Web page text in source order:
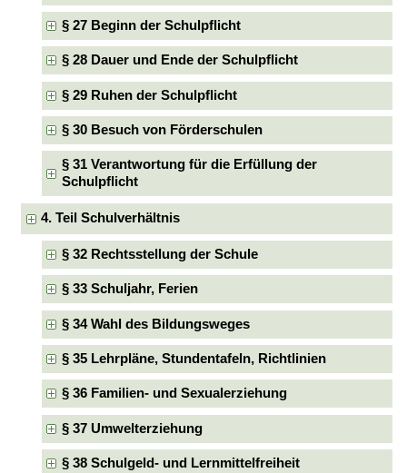
§ 27 Beginn der Schulpflicht
§ 28 Dauer und Ende der Schulpflicht
§ 29 Ruhen der Schulpflicht
§ 30 Besuch von Förderschulen
§ 31 Verantwortung für die Erfüllung der
Schulpflicht
4. Teil Schulverhältnis
§ 32 Rechtsstellung der Schule
§ 33 Schuljahr, Ferien
§ 34 Wahl des Bildungsweges
§ 35 Lehrpläne, Stundentafeln, Richtlinien
§ 36 Familien- und Sexualerziehung
§ 37 Umwelterziehung
§ 38 Schulgeld- und Lernmittelfreiheit